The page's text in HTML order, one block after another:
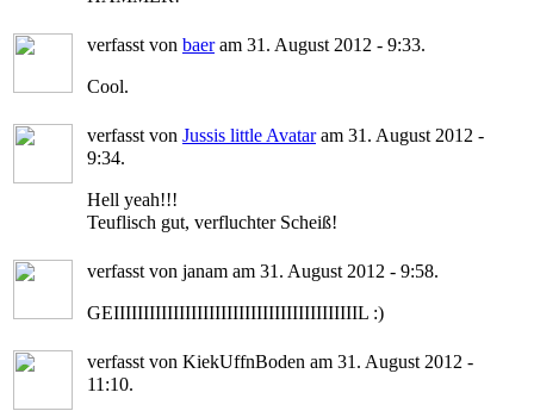
verfasst von baeram 31. August 2012 - 9:33.
Cool.
verfasst von Jussis little Avataram 31. August 2012 -
9:34.
Hell yeah!!!
Teuflisch gut, verfluchter Scheiß!
verfasst von janam am 31. August 2012 - 9:58.
GEIIIIIIIIIIIIIIIIIIIIIIIIIIIIIIIIIIIIIIIIIL :)
verfasst von KiekUffnBoden am 31. August 2012 -
11:10.